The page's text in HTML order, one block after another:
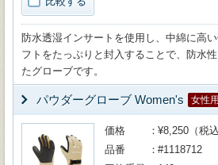
防水透湿インサートを使用し、中綿に高
フトをたっぷりと封入することで、防水
たグローブです。
パウダーグローブ Women's 女性用
価格
¥8,250（税込
品番
#1118712